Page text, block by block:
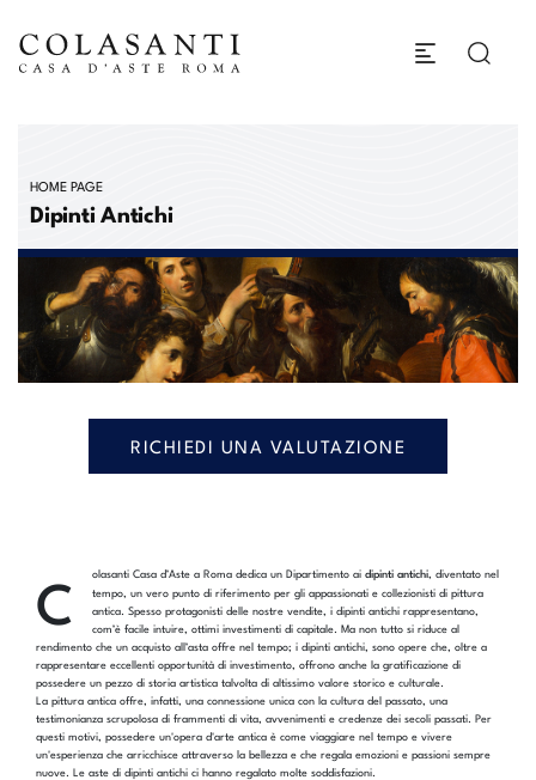
HOME PAGE
Dipinti Antichi
RICHIEDI UNA VALUTAZIONE
C olasanti Casa d’Aste a Roma dedica un Dipartimento ai dipinti antichi , diventato nel
tempo, un vero punto di riferimento per gli appassionati e collezionisti di pittura
antica. Spesso protagonisti delle nostre vendite, i dipinti antichi rappresentano,
com’è facile intuire, ottimi investimenti di capitale. Ma non tutto si riduce al
rendimento che un acquisto all’asta offre nel tempo; i dipinti antichi, sono opere che, oltre a
rappresentare eccellenti opportunità di investimento, offrono anche la gratificazione di
possedere un pezzo di storia artistica talvolta di altissimo valore storico e culturale.
La pittura antica offre, infatti, una connessione unica con la cultura del passato, una
testimonianza scrupolosa di frammenti di vita, avvenimenti e credenze dei secoli passati. Per
questi motivi, possedere un'opera d'arte antica è come viaggiare nel tempo e vivere
un'esperienza che arricchisce attraverso la bellezza e che regala emozioni e passioni sempre
nuove. Le aste di dipinti antichi ci hanno regalato molte soddisfazioni.